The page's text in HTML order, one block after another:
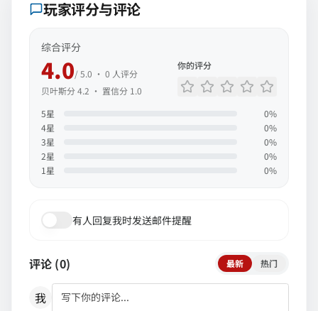
玩家评分与评论
综合评分
4.0/ 5.0 · 0 人评分
贝叶斯分4.2 · 置信分 1.0
你的评分
5星 0%
4星 0%
3星 0%
2星 0%
1 星 0%
有人回复我时发送邮件提醒
评论 (0) 最新 热门
我